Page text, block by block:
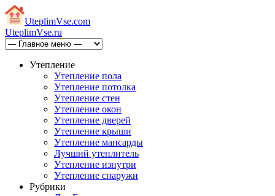
UteplimVse.com
UteplimVse.ru
Утепление
Утепление пола
Утепление потолка
Утепление стен
Утепление окон
Утепление дверей
Утепление крыши
Утепление мансарды
Лучший утеплитель
Утепление изнутри
Утепление снаружи
Рубрики